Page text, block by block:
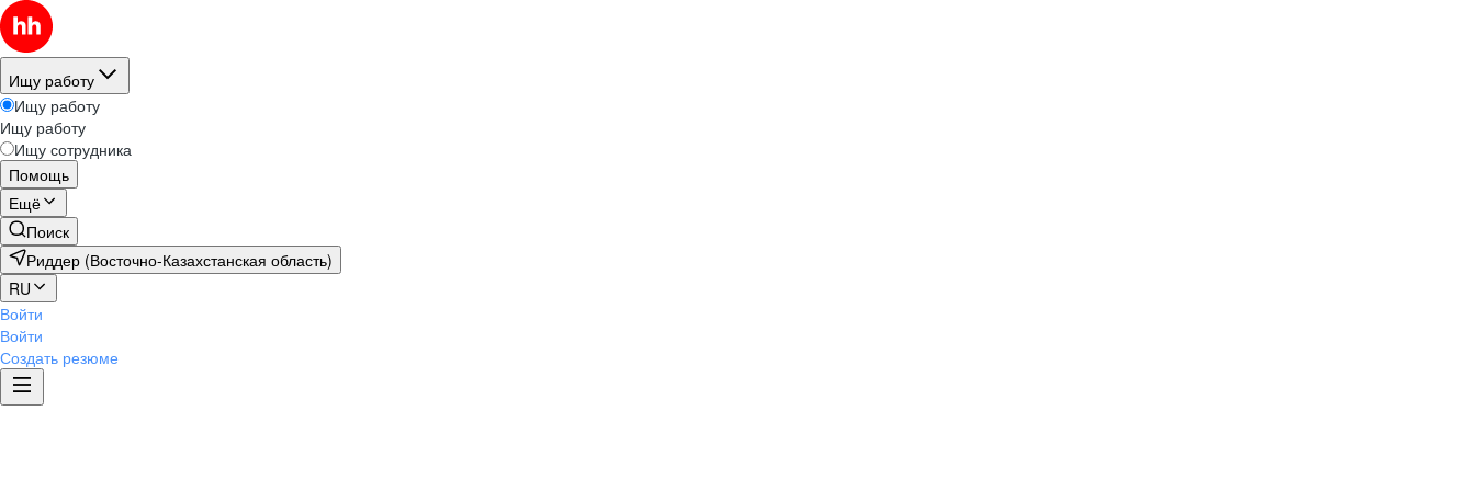
Ищу работу
Ищу работу
Ищу работу
Ищу сотрудника
Помощь
Ещё
Поиск
Риддер (Восточно-Казахстанская область)
RU
Войти
Войти
Создать резюме